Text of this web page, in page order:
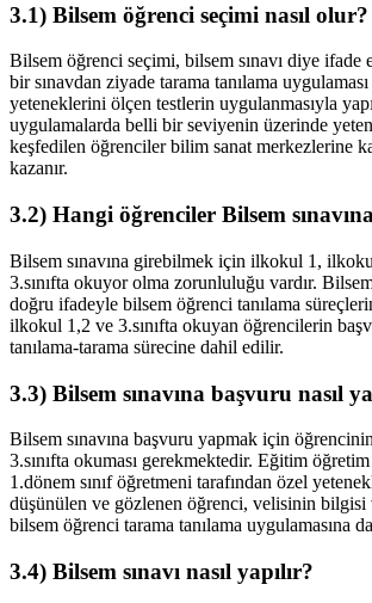
3.1) Bilsem öğrenci seçimi nasıl olur?
Bilsem öğrenci seçimi, bilsem sınavı diye ifade
bir sınavdan ziyade tarama tanılama
yeteneklerini ölçen testlerin uygulanmasıyla
uygulamalarda belli bir seviyenin üzerinde
keşfedilen öğrenciler bilim sanat merkezlerine
kazanır.
3.2) Hangi öğrenciler Bilsem
Bilsem sınavına girebilmek için ilkokul 1,
3.sınıfta okuyor olma zorunluluğu vardır. Bilsem
doğru ifadeyle bilsem öğrenci tanılama
ilkokul 1,2 ve 3.sınıfta okuyan öğrencilerin
tanılama-tarama sürecine dahil edilir.
3.3) Bilsem sınavına başvuru nasıl
Bilsem sınavına başvuru yapmak için
3.sınıfta okuması gerekmektedir. Eğitim
1.dönem sınıf öğretmeni tarafından özel
düşünülen ve gözlenen öğrenci, velisinin bilgisi
bilsem öğrenci tarama tanılama uygulamasına
3.4) Bilsem sınavı nasıl yapılır?